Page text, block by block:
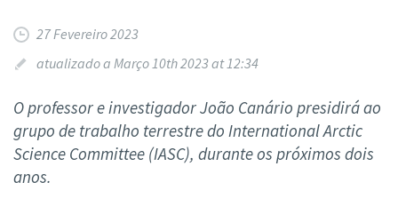
27 Fevereiro 2023
atualizado a Março 10th 2023 at 12:34
O professor e investigador João Canário presidirá ao
grupo de trabalho terrestre do International Arctic
Science Committee (IASC), durante os próximos dois
anos.